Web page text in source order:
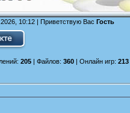
10:12 | Приветствую Вас Гость
205| Файлов: 360| Онлайн игр: 213